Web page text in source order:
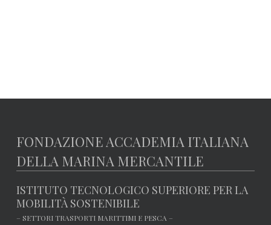
FONDAZIONE ACCADEMIA ITALIANA
DELLA MARINA MERCANTILE
ISTITUTO TECNOLOGICO SUPERIORE PER LA
MOBILITÀ SOSTENIBILE
– SETTORI TRASPORTI MARITTIMI E PESCA –